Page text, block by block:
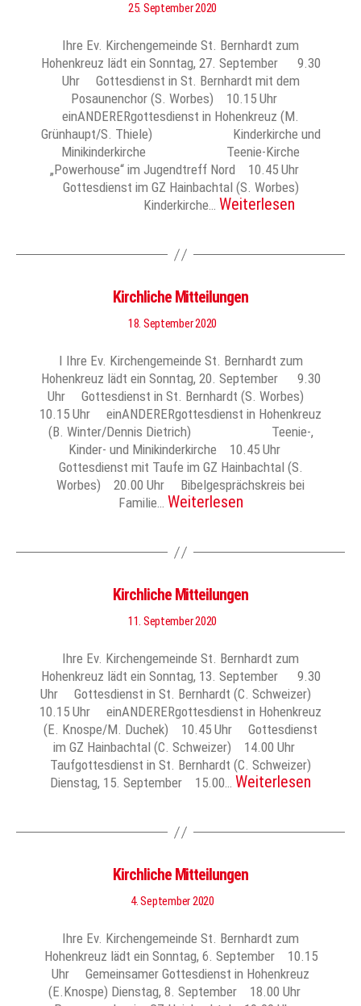
25. September 2020
Ihre Ev. Kirchengemeinde St. Bernhardt zum
Hohenkreuz lädt ein Sonntag, 27. September 9.30
Uhr Gottesdienst in St. Bernhardt mit dem
Posaunenchor (S. Worbes) 10.15 Uhr
einANDERERgottesdienst in Hohenkreuz (M.
Grünhaupt/S. Thiele) Kinderkirche und
Minikinderkirche Teenie-Kirche
„Powerhouse“ im Jugendtreff Nord 10.45 Uhr
Gottesdienst im GZ Hainbachtal (S. Worbes)
Kinderkirche… Weiterlesen
Kirchliche Mitteilungen
18. September 2020
I Ihre Ev. Kirchengemeinde St. Bernhardt zum
Hohenkreuz lädt ein Sonntag, 20. September 9.30
Uhr Gottesdienst in St. Bernhardt (S. Worbes)
10.15 Uhr einANDERERgottesdienst in Hohenkreuz
(B. Winter/Dennis Dietrich) Teenie-,
Kinder- und Minikinderkirche 10.45 Uhr
Gottesdienst mit Taufe im GZ Hainbachtal (S.
Worbes) 20.00 Uhr Bibelgesprächskreis bei
Familie… Weiterlesen
Kirchliche Mitteilungen
11. September 2020
Ihre Ev. Kirchengemeinde St. Bernhardt zum
Hohenkreuz lädt ein Sonntag, 13. September 9.30
Uhr Gottesdienst in St. Bernhardt (C. Schweizer)
10.15 Uhr einANDERERgottesdienst in Hohenkreuz
(E. Knospe/M. Duchek) 10.45 Uhr Gottesdienst
im GZ Hainbachtal (C. Schweizer) 14.00 Uhr
Taufgottesdienst in St. Bernhardt (C. Schweizer)
Dienstag, 15. September 15.00… Weiterlesen
Kirchliche Mitteilungen
4. September 2020
Ihre Ev. Kirchengemeinde St. Bernhardt zum
Hohenkreuz lädt ein Sonntag, 6. September 10.15
Uhr Gemeinsamer Gottesdienst in Hohenkreuz
(E.Knospe) Dienstag, 8. September 18.00 Uhr